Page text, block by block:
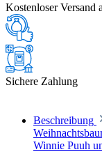
Kostenloser Versand
Sichere Zahlung
Beschreibung
Winnie Puuh